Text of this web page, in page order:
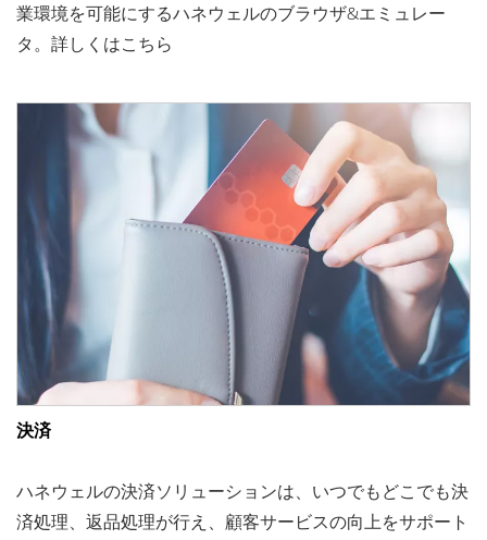
業環境を可能にするハネウェルのブラウザ&エミュレー
タ。詳しくはこちら
決済
ハネウェルの決済ソリューションは、いつでもどこでも決
済処理、返品処理が行え、顧客サービスの向上をサポート